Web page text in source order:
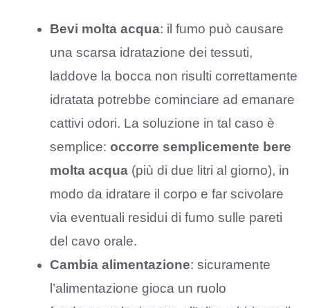
Bevi molta acqua: il fumo può causare
una scarsa idratazione dei tessuti,
laddove la bocca non risulti correttamente
idratata potrebbe cominciare ad emanare
cattivi odori. La soluzione in tal caso è
semplice: occorre semplicemente bere
molta acqua (più di due litri al giorno), in
modo da idratare il corpo e far scivolare
via eventuali residui di fumo sulle pareti
del cavo orale.
Cambia alimentazione: sicuramente
l’alimentazione gioca un ruolo